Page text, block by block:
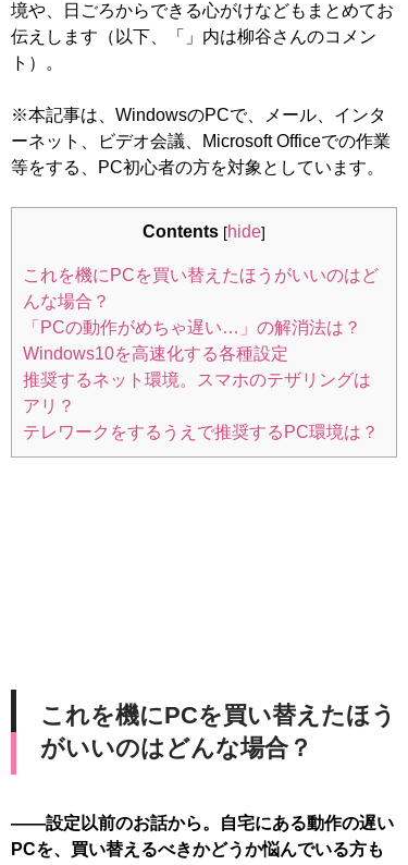
境や、日ごろからできる心がけなどもまとめてお
伝えします（以下、「」内は柳谷さんのコメン
ト）。
※本記事は、WindowsのPCで、メール、インタ
ーネット、ビデオ会議、Microsoft Officeでの作業
等をする、PC初心者の方を対象としています。
Contents [hide]
これを機にPCを買い替えたほうがいいのはど
んな場合？
「PCの動作がめちゃ遅い…」の解消法は？
Windows10を高速化する各種設定
推奨するネット環境。スマホのテザリングは
アリ？
テレワークをするうえで推奨するPC環境は？
これを機にPCを買い替えたほう
がいいのはどんな場合？
――設定以前のお話から。自宅にある動作の遅い
PCを、買い替えるべきかどうか悩んでいる方も